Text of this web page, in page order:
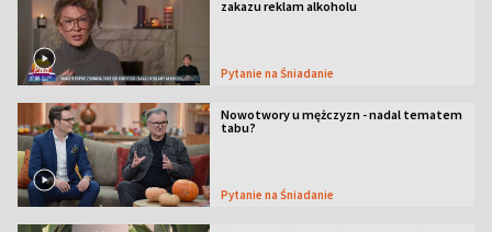
zakazu reklam alkoholu
Pytanie na Śniadanie
Nowotwory u mężczyzn - nadal tematem
tabu?
Pytanie na Śniadanie